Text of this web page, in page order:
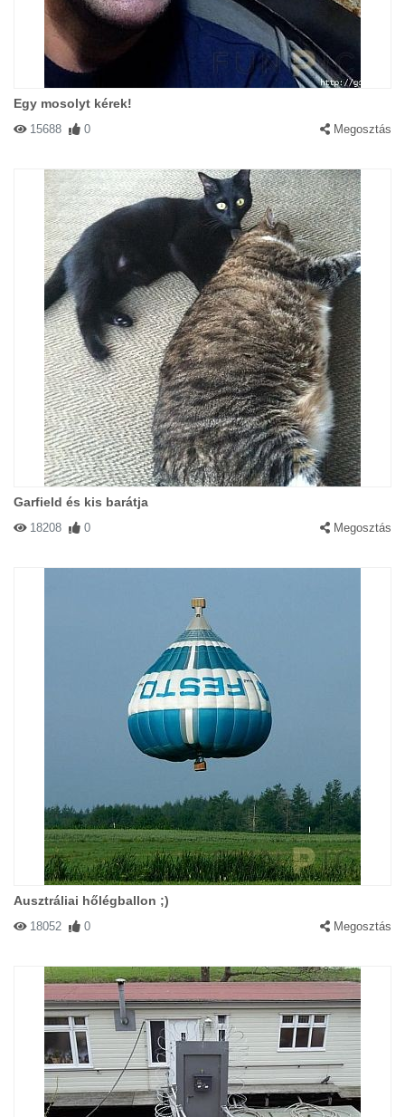
Egy mosolyt kérek!
15688 0 Megosztás
Garfield és kis barátja
18208 0 Megosztás
Ausztráliai hőlégballon ;)
18052 0 Megosztás